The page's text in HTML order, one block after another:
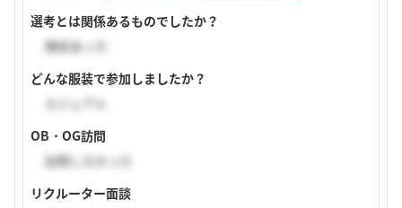
選考とは関係あるものでしたか？
関係あった
どんな服装で参加しましたか？
カジュアル
OB・OG訪問
訪問しなかった
リクルーター面談